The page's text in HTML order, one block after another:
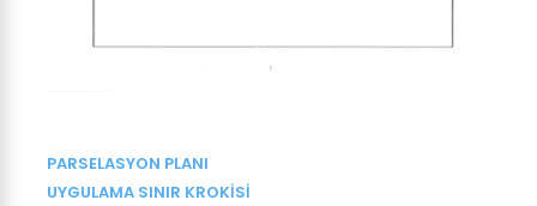
PARSELASYON PLANI
UYGULAMA SINIR KROKİSİ